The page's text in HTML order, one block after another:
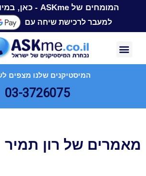
המומחים של ASKme - כאן, במיוחד בשבילך
למעבר לרכישת שיחה עם
המיסטיקנים שלנו מצפים
03-3726075
מאמרים של רון תמיר